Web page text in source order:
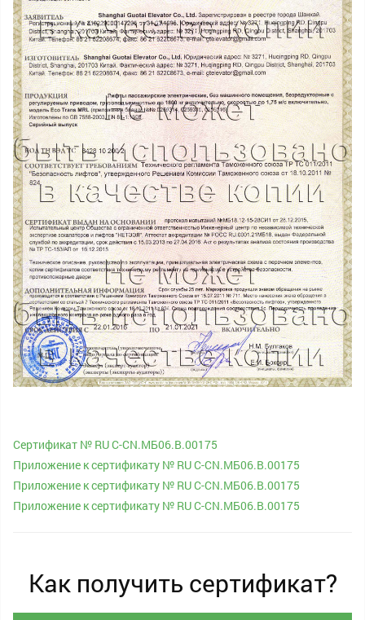
Сертификат № RU С-CN.МБ06.B.00175
Приложение к сертификату № RU С-CN.МБ06.B.00175
Приложение к сертификату № RU С-CN.МБ06.B.00175
Приложение к сертификату № RU С-CN.МБ06.B.00175
Как получить сертификат?